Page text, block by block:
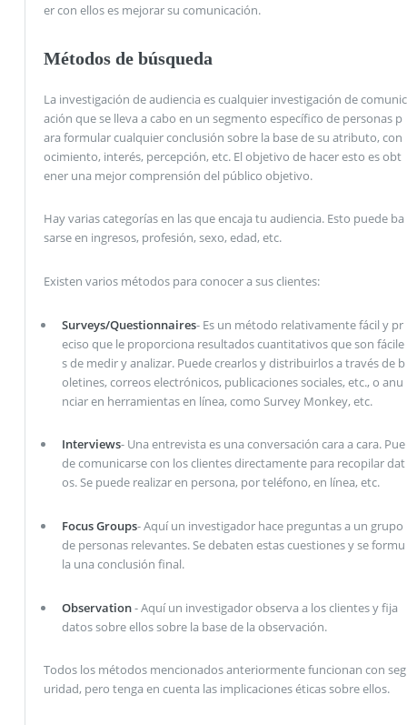
er con ellos es mejorar su comunicación.
Métodos de búsqueda
La investigación de audiencia es cualquier investigación de comunic
ación que se lleva a cabo en un segmento específico de personas p
ara formular cualquier conclusión sobre la base de su atributo, con
ocimiento, interés, percepción, etc. El objetivo de hacer esto es obt
ener una mejor comprensión del público objetivo.
Hay varias categorías en las que encaja tu audiencia. Esto puede ba
sarse en ingresos, profesión, sexo, edad, etc.
Existen varios métodos para conocer a sus clientes:
Surveys/Questionnaires- Es un método relativamente fácil y pr
eciso que le proporciona resultados cuantitativos que son fácile
s de medir y analizar. Puede crearlos y distribuirlos a través de b
oletines, correos electrónicos, publicaciones sociales, etc., o anu
nciar en herramientas en línea, como Survey Monkey, etc.
Interviews- Una entrevista es una conversación cara a cara. Pue
de comunicarse con los clientes directamente para recopilar dat
os. Se puede realizar en persona, por teléfono, en línea, etc.
Focus Groups- Aquí un investigador hace preguntas a un grupo
de personas relevantes. Se debaten estas cuestiones y se formu
la una conclusión final.
Observation- Aquí un investigador observa a los clientes y fija
datos sobre ellos sobre la base de la observación.
Todos los métodos mencionados anteriormente funcionan con seg
uridad, pero tenga en cuenta las implicaciones éticas sobre ellos.